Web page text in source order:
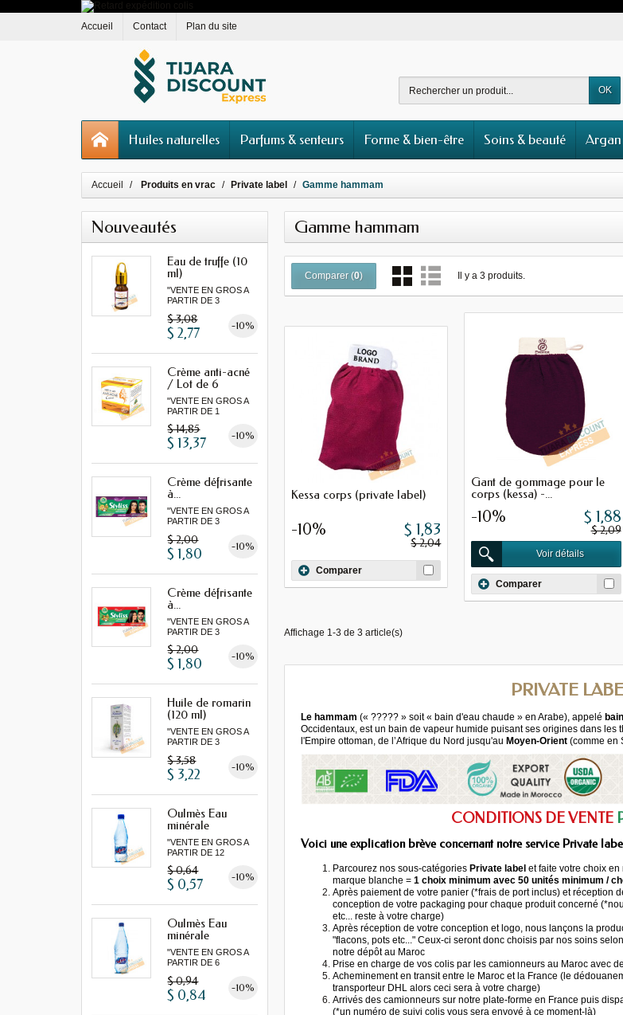
Accueil Contact Plan du site
OK
Huiles naturelles Parfums & senteurs Forme & bien-être Soins & beauté Argan
Accueil Produits en vrac Private label Gamme hammam
Nouveautés
Eau de truffe (10
ml)
"VENTE EN GROS A
PARTIR DE 3
$ 3,08 -10%
$ 2,77
Crème anti-acné
/ Lot de 6
"VENTE EN GROS A
PARTIR DE 1
$ 14,85 -10%
$ 13,37
Crème défrisante
à...
"VENTE EN GROS A
PARTIR DE 3
$ 2,00 -10%
$ 1,80
Crème défrisante
à...
"VENTE EN GROS A
PARTIR DE 3
$ 2,00 -10%
$ 1,80
Huile de romarin
(120 ml)
"VENTE EN GROS A
PARTIR DE 3
$ 3,58 -10%
$ 3,22
Oulmès Eau
minérale
gazeuse...
"VENTE EN GROS A
PARTIR DE 12
$ 0,64 -10%
$ 0,57
Oulmès Eau
minérale
gazeuse...
"VENTE EN GROS A
PARTIR DE 6
$ 0,94 -10%
$ 0,84
Gamme hammam
Comparer (0) Il y a 3 produits.
Kessa corps (private label)
-10% $ 1,83
$ 2,04
Comparer
Gant de gommage pour le
corps (kessa) -...
-10% $ 1,88
$ 2,09
Voir détails
Comparer
Affichage 1-3 de 3 article(s)
PRIVATE
Le hammam (« ????? » soit « bain d'eau chaude » en Arabe), appelé
Occidentaux, est un bain de vapeur humide puisant ses origines dans
l'Empire ottoman, de l’Afrique du Nord jusqu'auMoyen-Orient (comme en
CONDITIONS DE VENTE
Voici une explication brève concernant notre service Private
Parcourez nos sous-catégoriesPrivate label et faite votre choix
marque blanche =1 choix minimum avec 50 unités minimum /
Après paiement de votre panier (*frais de port inclus) et réception
conception de votre packaging pour chaque produit concerné
etc... reste à votre charge)
Après réception de votre conception et logo, nous lançons la
"flacons, pots etc..." Ceux-ci seront donc choisis par nos soins
notre dépôt au Maroc
Prise en charge de vos colis par les camionneurs au Maroc avec
Acheminement en transit entre le Maroc et la France (le
transporteur DHL alors ceci sera à votre charge)
Arrivés des camionneurs sur notre plate-forme en France puis
(*un numéro de suivi colis vous sera envoyé à ce moment-là)